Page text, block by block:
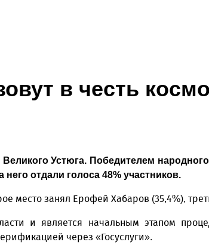
в честь
Устюга. Победителем
отдали голоса 48% участников.
место занял Ерофей Хабаров (35,4%),
и является начальным этапом
через «Госуслуги».